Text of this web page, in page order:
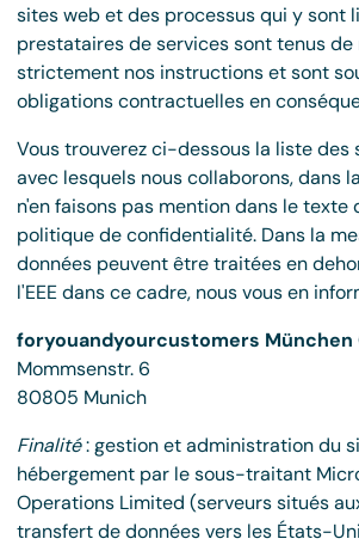
sites web et des processus qui y sont
prestataires de services sont tenus
strictement nos instructions et sont
obligations contractuelles en
Vous trouverez ci-dessous la liste
avec lesquels nous collaborons, dans
n'en faisons pas mention dans le texte
politique de confidentialité. Dans la
données peuvent être traitées en
l'EEE dans ce cadre, nous vous en
foryouandyourcustomers München
Mommsenstr. 6
80805 Munich
Finalité: gestion et administration du
hébergement par le sous-traitant
Operations Limited (serveurs situés
transfert de données vers les États-